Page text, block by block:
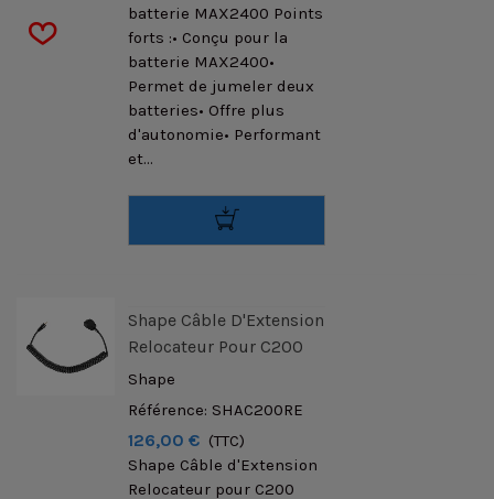
batterie MAX2400 Points
forts :• Conçu pour la
batterie MAX2400•
Permet de jumeler deux
batteries• Offre plus
d'autonomie• Performant
et...
Shape Câble D'Extension
Relocateur Pour C200
Shape
Référence: SHAC200RE
126,00 € (TTC)
Shape Câble d'Extension
Relocateur pour C200